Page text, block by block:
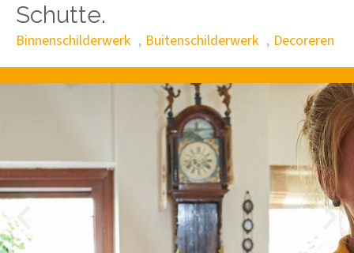
Schutte.
Binnenschilderwerk Buitenschilderwerk Decoreren